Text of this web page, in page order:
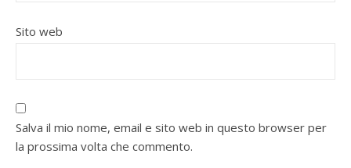
Sito web
Salva il mio nome, email e sito web in questo browser per
la prossima volta che commento.